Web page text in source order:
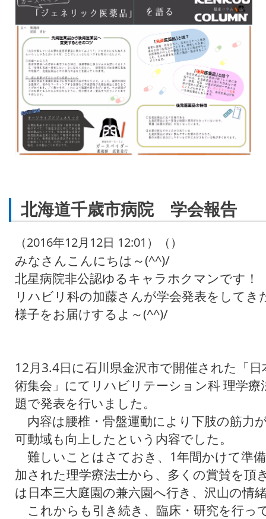
北海道千歳市病院 学会報告
（2016年12月12日 12:01）（）
みなさんこんにちは～(^^)/
北星病院非公認ゆるキャラホクマンです！
リハビリ科の加藤さんが学会発表をしてき
様子をお届けするよ～(^^)/
12月3.4日に石川県金沢市で開催された「
術集会」にてリハビリテーション科 理学療
題で発表を行いました。
内容は腰椎・骨盤運動により下肢の筋力
可動域も向上したという内容でした。
難しいことはさておき、1年間かけて準
加された理学療法士から、多くの賞賛を頂
は日本三大庭園の兼六園へ行き、沢山の情
これからも引き続き、臨床・研究を行っ